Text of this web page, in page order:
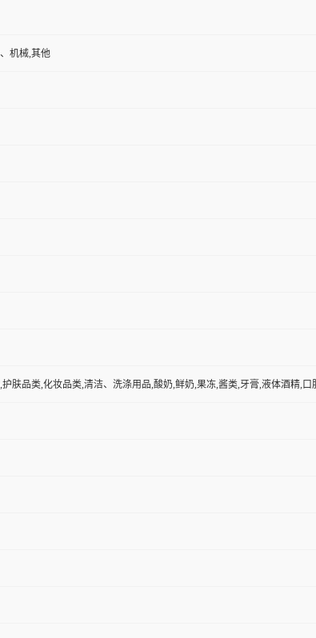
机械,其他
肤品类,化妆品类,清洁、洗涤用品,酸奶,鲜奶,果冻,酱类,牙膏,液体酒精,口